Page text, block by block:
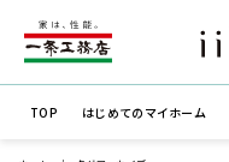
TOP はじめての マイホーム